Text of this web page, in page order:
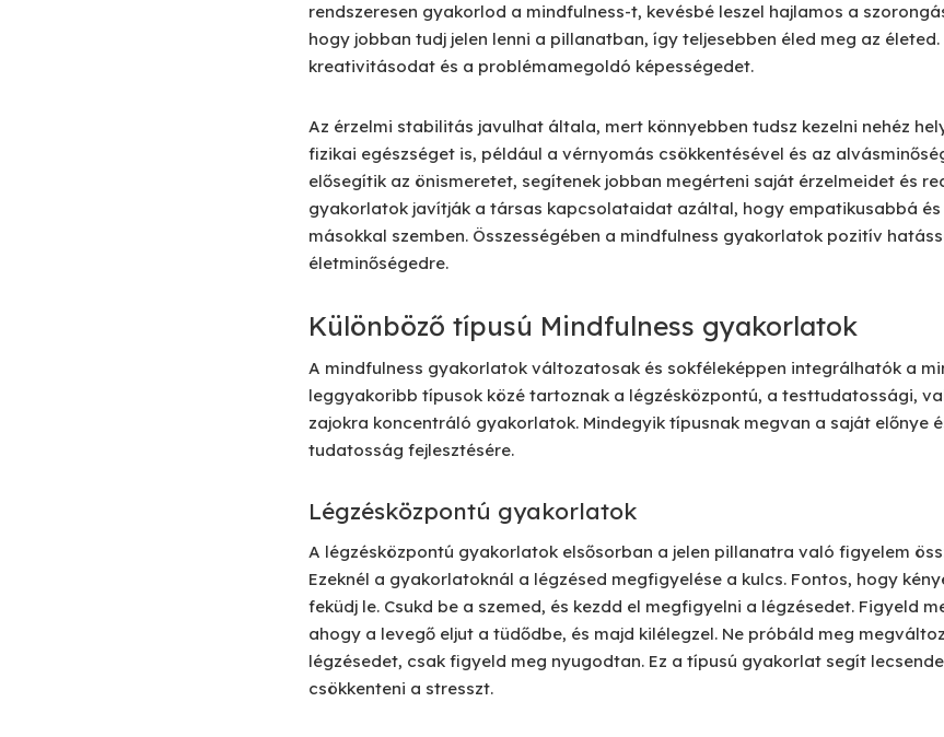
rendszeresen gyakorlod a mindfulness-t, kevésbé leszel hajlamos a
hogy jobban tudj jelen lenni a pillanatban, így teljesebben éled meg az
kreativitásodat és a problémamegoldó képességedet.
Az érzelmi stabilitás javulhat általa, mert könnyebben tudsz kezelni nehéz
fizikai egészséget is, például a vérnyomás csökkentésével és az
elősegítik az önismeretet, segítenek jobban megérteni saját érzelmeidet és
gyakorlatok javítják a társas kapcsolataidat azáltal, hogy empatikusabbá és
másokkal szemben. Összességében a mindfulness gyakorlatok pozitív
életminőségedre.
Különböző típusú Mindfulness gyakorlatok
A mindfulness gyakorlatok változatosak és sokféleképpen integrálhatók a
leggyakoribb típusok közé tartoznak a légzésközpontú, a testtudatossági,
zajokra koncentráló gyakorlatok. Mindegyik típusnak megvan a saját előnye
tudatosság fejlesztésére.
Légzésközpontú gyakorlatok
A légzésközpontú gyakorlatok elsősorban a jelen pillanatra való figyelem
Ezeknél a gyakorlatoknál a légzésed megfigyelése a kulcs. Fontos, hogy
feküdj le. Csukd be a szemed, és kezdd el megfigyelni a légzésedet. Figyeld
ahogy a levegő eljut a tüdődbe, és majd kilélegzel. Ne próbáld meg
légzésedet, csak figyeld meg nyugodtan. Ez a típusú gyakorlat segít
csökkenteni a stresszt.